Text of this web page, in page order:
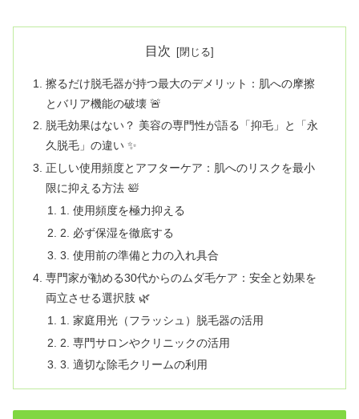
目次
擦るだけ脱毛器が持つ最大のデメリット：肌への摩擦
とバリア機能の破壊 🚨
脱毛効果はない？ 美容の専門性が語る「抑毛」と「永
久脱毛」の違い ✨
正しい使用頻度とアフターケア：肌へのリスクを最小
限に抑える方法 🛀
1. 使用頻度を極力抑える
2. 必ず保湿を徹底する
3. 使用前の準備と力の入れ具合
専門家が勧める30代からのムダ毛ケア：安全と効果を
両立させる選択肢 🌿
1. 家庭用光（フラッシュ）脱毛器の活用
2. 専門サロンやクリニックの活用
3. 適切な除毛クリームの利用